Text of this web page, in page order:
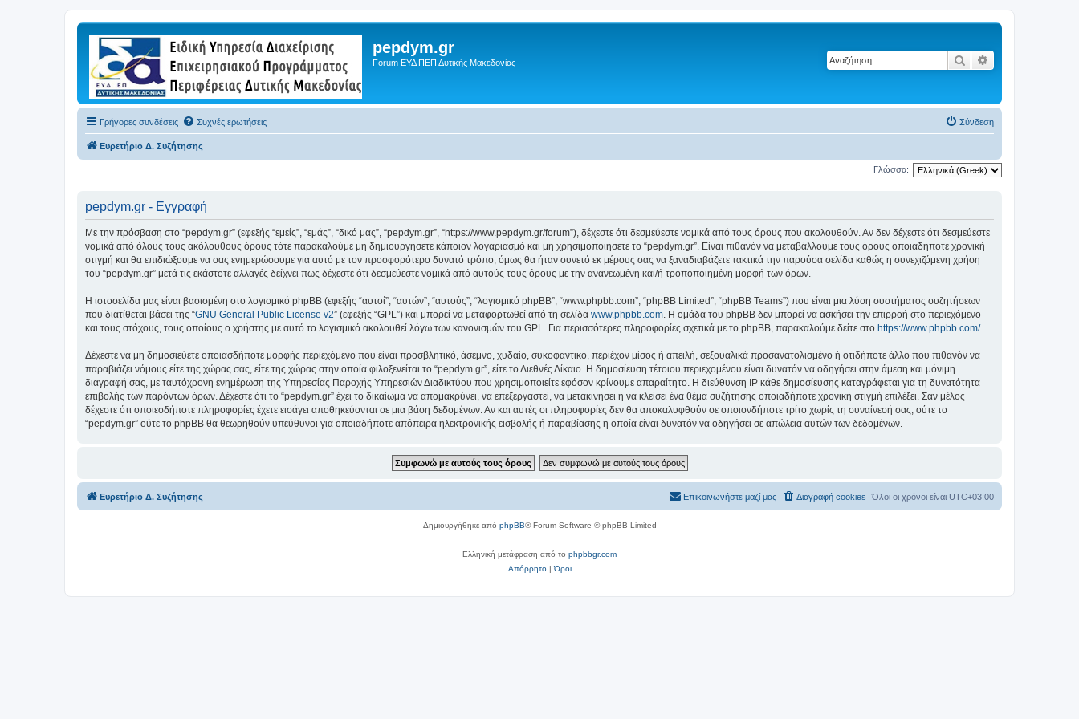
pepdym.gr
Forum ΕΥΔ ΠΕΠ Δυτικής Μακεδονίας Αναζήτηση
Γρήγορες συνδέσεις Συχνές ερωτήσεις Σύνδεση
Ευρετήριο Δ. Συζήτησης
Γλώσσα:
pepdym.gr - Εγγραφή
Με την πρόσβαση στο “pepdym.gr” (εφεξής “εμείς”, “εμάς”, “δικό μας”, “pepdym.gr”, “https://www.pepdym.gr/forum”), δέχεστε ότι δεσμεύεστε νομικά από τους όρους που ακολουθούν. Αν δεν δέχεστε ότι δεσμεύεστε
νομικά από όλους τους ακόλουθους όρους τότε παρακαλούμε μη δημιουργήσετε κάποιον λογαριασμό και μη χρησιμοποιήσετε το “pepdym.gr”. Είναι πιθανόν να μεταβάλλουμε τους όρους οποιαδήποτε χρονική
στιγμή και θα επιδιώξουμε να σας ενημερώσουμε για αυτό με τον προσφορότερο δυνατό τρόπο, όμως θα ήταν συνετό εκ μέρους σας να ξαναδιαβάζετε τακτικά την παρούσα σελίδα καθώς η συνεχιζόμενη χρήση
του “pepdym.gr” μετά τις εκάστοτε αλλαγές δείχνει πως δέχεστε ότι δεσμεύεστε νομικά από αυτούς τους όρους με την ανανεωμένη και/ή τροποποιημένη μορφή των όρων.
Η ιστοσελίδα μας είναι βασισμένη στο λογισμικό phpBB (εφεξής “αυτοί”, “αυτών”, “αυτούς”, “λογισμικό phpBB”, “www.phpbb.com”, “phpBB Limited”, “phpBB Teams”) που είναι μια λύση συστήματος συζητήσεων
που διατίθεται βάσει της “GNU General Public License v2” (εφεξής “GPL”) και μπορεί να μεταφορτωθεί από τη σελίδα www.phpbb.com . Η ομάδα του phpBB δεν μπορεί να ασκήσει την επιρροή στο περιεχόμενο
και τους στόχους, τους οποίους ο χρήστης με αυτό το λογισμικό ακολουθεί λόγω των κανονισμών του GPL. Για περισσότερες πληροφορίες σχετικά με το phpBB, παρακαλούμε δείτε στο https://www.phpbb.com/.
Δέχεστε να μη δημοσιεύετε οποιασδήποτε μορφής περιεχόμενο που είναι προσβλητικό, άσεμνο, χυδαίο, συκοφαντικό, περιέχον μίσος ή απειλή, σεξουαλικά προσανατολισμένο ή οτιδήποτε άλλο που πιθανόν να
παραβιάζει νόμους είτε της χώρας σας, είτε της χώρας στην οποία φιλοξενείται το “pepdym.gr”, είτε το Διεθνές Δίκαιο. Η δημοσίευση τέτοιου περιεχομένου είναι δυνατόν να οδηγήσει στην άμεση και μόνιμη
διαγραφή σας, με ταυτόχρονη ενημέρωση της Υπηρεσίας Παροχής Υπηρεσιών Διαδικτύου που χρησιμοποιείτε εφόσον κρίνουμε απαραίτητο. Η διεύθυνση IP κάθε δημοσίευσης καταγράφεται για τη δυνατότητα
επιβολής των παρόντων όρων. Δέχεστε ότι το “pepdym.gr” έχει το δικαίωμα να απομακρύνει, να επεξεργαστεί, να μετακινήσει ή να κλείσει ένα θέμα συζήτησης οποιαδήποτε χρονική στιγμή επιλέξει. Σαν μέλος
δέχεστε ότι οποιεσδήποτε πληροφορίες έχετε εισάγει αποθηκεύονται σε μια βάση δεδομένων. Αν και αυτές οι πληροφορίες δεν θα αποκαλυφθούν σε οποιονδήποτε τρίτο χωρίς τη συναίνεσή σας, ούτε το
“pepdym.gr” ούτε το phpBB θα θεωρηθούν υπεύθυνοι για οποιαδήποτε απόπειρα ηλεκτρονικής εισβολής ή παραβίασης η οποία είναι δυνατόν να οδηγήσει σε απώλεια αυτών των δεδομένων.
Ευρετήριο Δ. Συζήτησης Όλοι οι χρόνοι είναι UTC+03:00
Διαγραφή cookies
Επικοινωνήστε μαζί μας
Δημιουργήθηκε από phpBB® Forum Software © phpBB Limited
Ελληνική μετάφραση από το phpbbgr.com
Απόρρητο|Όροι